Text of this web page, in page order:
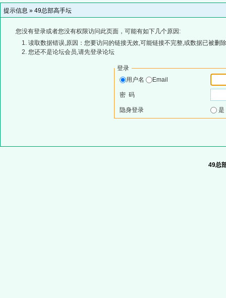
提示信息 » 49总部高手坛
您没有登录或者您没有权限访问此页面，可能有如下几个原因:
读取数据错误,原因：您要访问的链接无效,可能链接不完整,或数据已被删
您还不是论坛会员,请先登录论坛
登录
用户名
Email
密 码
隐身登录
49总